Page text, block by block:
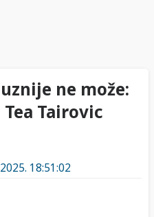
ne može:
Tairovic
18:51:02